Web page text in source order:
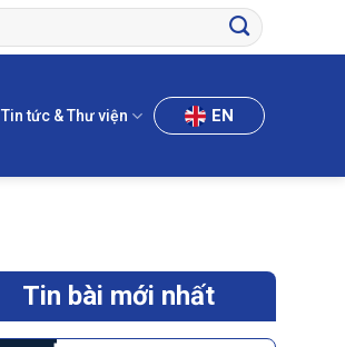
Tin tức & Thư viện EN
Tin bài mới nhất